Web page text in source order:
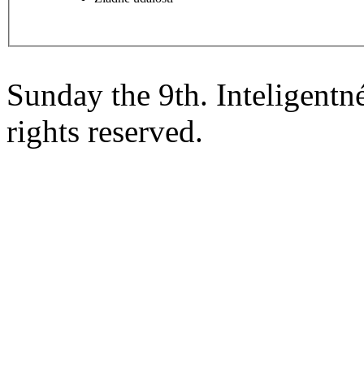
Sunday the 9th.
rights reserved.